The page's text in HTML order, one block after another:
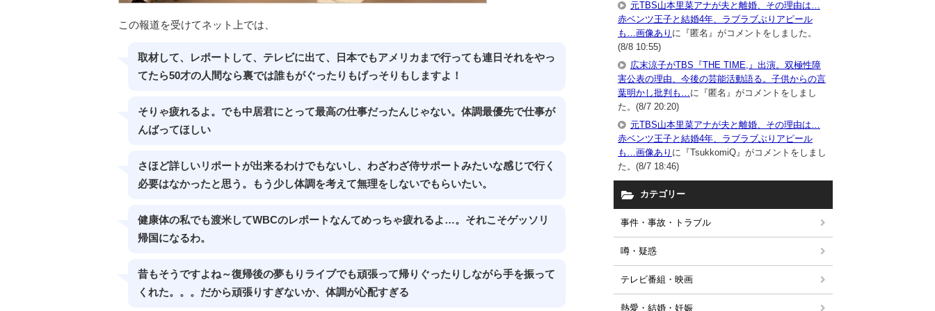
この報道を受けてネット上では、
取材して、レポートして、テレビに出て、日本でもアメリカまで行っても連日それをやっ
てたら50才の人間なら裏では誰もがぐったりもげっそりもしますよ！
そりゃ疲れるよ。でも中居君にとって最高の仕事だったんじゃない。体調最優先で仕事が
んばってほしい
さほど詳しいリポートが出来るわけでもないし、わざわざ侍サポートみたいな感じで行く
必要はなかったと思う。もう少し体調を考えて無理をしないでもらいたい。
健康体の私でも渡米してWBCのレポートなんてめっちゃ疲れるよ…。それこそゲッソリ
帰国になるわ。
昔もそうですよね～復帰後の夢もりライブでも頑張って帰りぐったりしながら手を振って
くれた。。。だから頑張りすぎないか、体調が心配すぎる
元TBS山本里菜アナが夫と離婚、その理由は…
赤ベンツ王子と結婚4年、ラブラブぶりアピール
も…画像あり に『匿名』がコメントをしました。
(8/8 10:55)
広末涼子がTBS『THE TIME,』出演。双極性障
害公表の理由、今後の芸能活動語る。子供からの言
葉明かし批判も… に『匿名』がコメントをしまし
た。(8/7 20:20)
元TBS山本里菜アナが夫と離婚、その理由は…
赤ベンツ王子と結婚4年、ラブラブぶりアピール
も…画像あり に『TsukkomiQ』がコメントをしまし
た。(8/7 18:46)
カテゴリー
事件・事故・トラブル
噂・疑惑
テレビ番組・映画
熱愛・結婚・妊娠